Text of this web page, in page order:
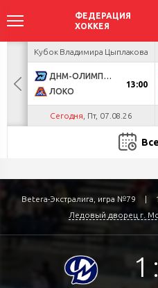
Кубок Владимира Цыплакова
ДНМ-ОЛИМПИК
ЛОКО
13:00
Сегодня , Пт, 07.08.26
Betera-Экстралига, игра №79 |
Ледовый дворец г.
1 :